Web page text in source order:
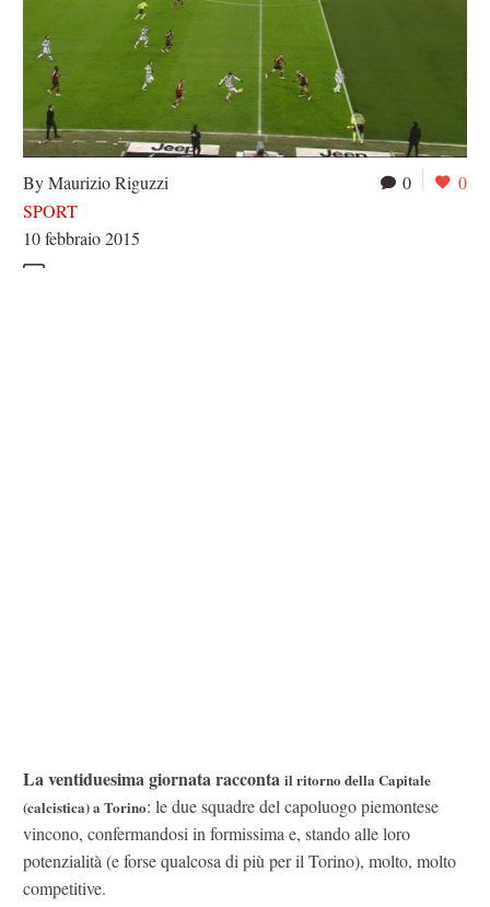
0 0
By Maurizio Riguzzi
SPORT
10 febbraio 2015
La ventiduesima giornata racconta il ritorno della Capitale
(calcistica) a Torino: le due squadre del capoluogo piemontese
vincono, confermandosi in formissima e, stando alle loro
potenzialità (e forse qualcosa di più per il Torino), molto, molto
competitive.